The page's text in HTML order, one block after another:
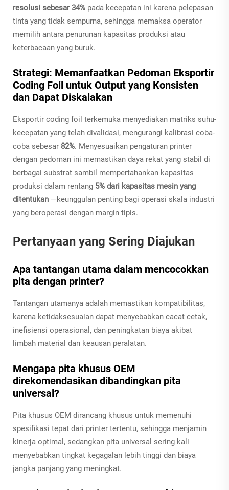
resolusi sebesar 34% pada kecepatan ini karena pelepasan
tinta yang tidak sempurna, sehingga memaksa operator
memilih antara penurunan kapasitas produksi atau
keterbacaan yang buruk.
Strategi: Memanfaatkan Pedoman Eksportir
Coding Foil untuk Output yang Konsisten
dan Dapat Diskalakan
Eksportir coding foil terkemuka menyediakan matriks suhu-
kecepatan yang telah divalidasi, mengurangi kalibrasi coba-
coba sebesar 82%. Menyesuaikan pengaturan printer
dengan pedoman ini memastikan daya rekat yang stabil di
berbagai substrat sambil mempertahankan kapasitas
produksi dalam rentang 5% dari kapasitas mesin yang
ditentukan —keunggulan penting bagi operasi skala industri
yang beroperasi dengan margin tipis.
Pertanyaan yang Sering Diajukan
Apa tantangan utama dalam mencocokkan
pita dengan printer?
Tantangan utamanya adalah memastikan kompatibilitas,
karena ketidaksesuaian dapat menyebabkan cacat cetak,
inefisiensi operasional, dan peningkatan biaya akibat
limbah material dan keausan peralatan.
Mengapa pita khusus OEM
direkomendasikan dibandingkan pita
universal?
Pita khusus OEM dirancang khusus untuk memenuhi
spesifikasi tepat dari printer tertentu, sehingga menjamin
kinerja optimal, sedangkan pita universal sering kali
menyebabkan tingkat kegagalan lebih tinggi dan biaya
jangka panjang yang meningkat.